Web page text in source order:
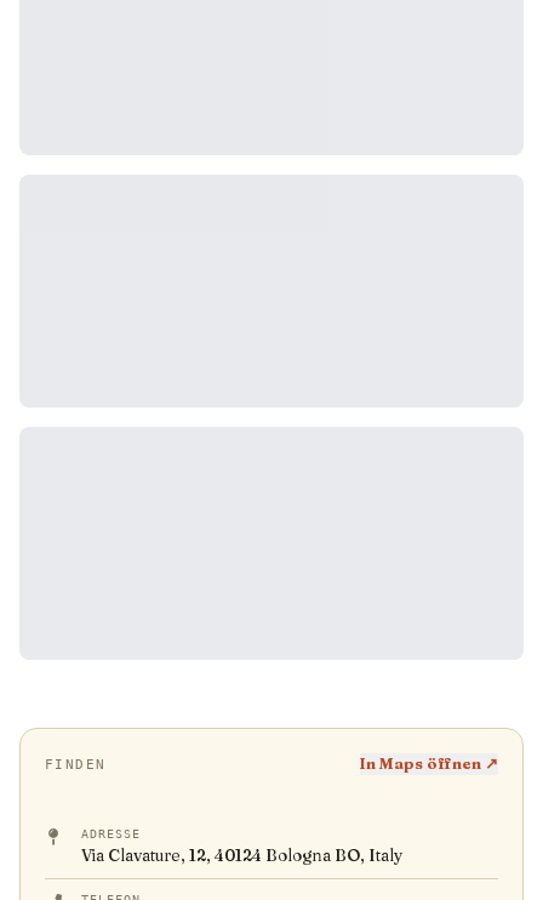
FINDEN In Maps öffnen ↗
ADRESSE
Via Clavature, 12, 40124 Bologna BO, Italy